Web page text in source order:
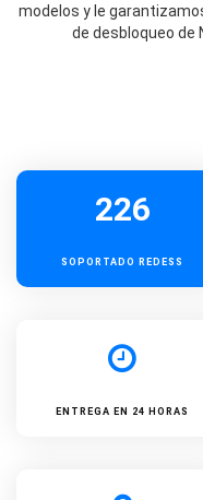
modelos y le
de desbloqueo de
226
SOPORTADO REDESS
ENTREGA EN 24 HORAS